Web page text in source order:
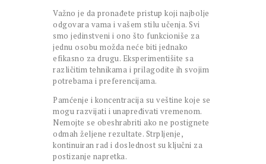
Važno je da pronađete pristup koji najbolje
odgovara vama i vašem stilu učenja. Svi
smo jedinstveni i ono što funkcioniše za
jednu osobu možda neće biti jednako
efikasno za drugu. Eksperimentišite sa
različitim tehnikama i prilagodite ih svojim
potrebama i preferencijama.
Pamćenje i koncentracija su veštine koje se
mogu razvijati i unapređivati vremenom.
Nemojte se obeshrabriti ako ne postignete
odmah željene rezultate. Strpljenje,
kontinuiran rad i doslednost su ključni za
postizanje napretka.